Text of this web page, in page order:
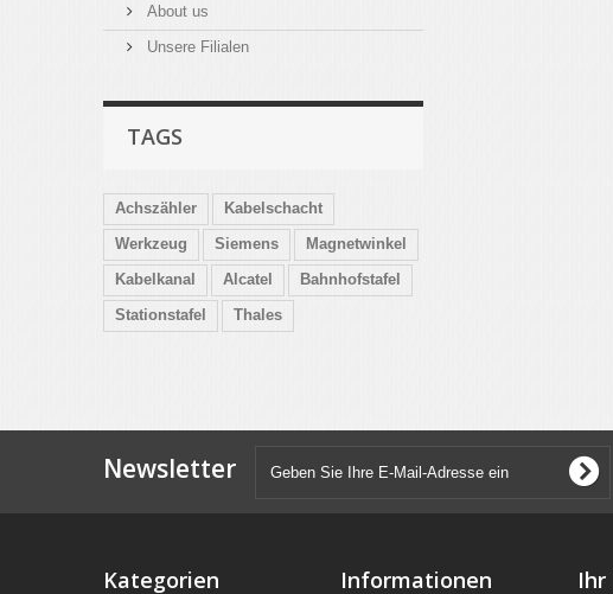
About us
Unsere Filialen
TAGS
Achszähler
Kabelschacht
Werkzeug
Siemens
Magnetwinkel
Kabelkanal
Alcatel
Bahnhofstafel
Stationstafel
Thales
Newsletter
Kategorien Informationen Ihr